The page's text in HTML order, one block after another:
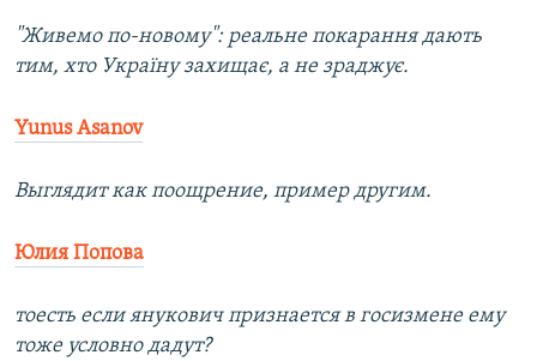
"Живемо по-новому": реальне покарання дають
тим, хто Україну захищає, а не зраджує.
Yunus Asanov
Выглядит как поощрение, пример другим.
Юлия Попова
тоесть если янукович признается в госизмене ему
тоже условно дадут?